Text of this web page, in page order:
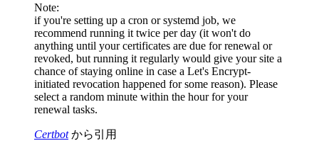
Note:
if you're setting up a cron or systemd job, we
recommend running it twice per day (it won't do
anything until your certificates are due for renewal or
revoked, but running it regularly would give your site a
chance of staying online in case a Let's Encrypt-
initiated revocation happened for some reason). Please
select a random minute within the hour for your
renewal tasks.
Certbotから引用